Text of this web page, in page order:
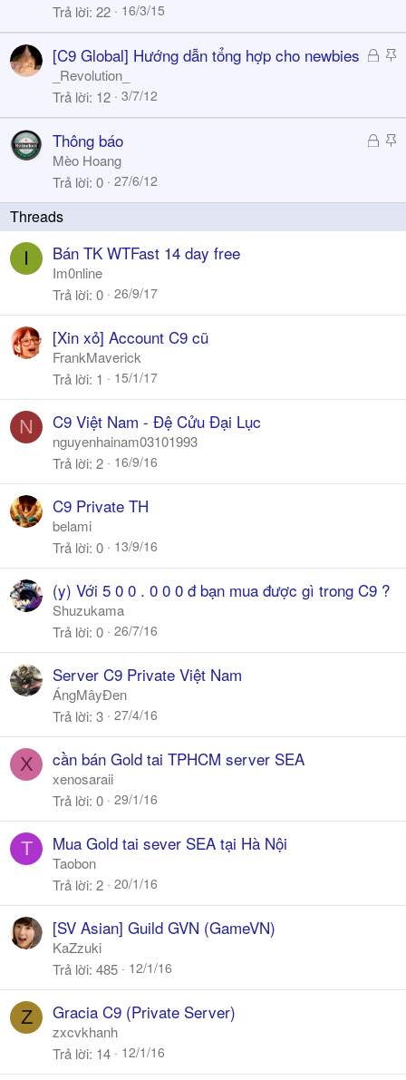
c
k
Trả lời 22 16/3/15
Đ
h
a
S
c
k
[C9 Global] Hướng dẫn tổng hợp cho newbies
_Revolution_
Trả lời 12 3/7/12
Đ
h
a
S
c
y
Thông báo
Mèo Hoang
Trả lời 0 27/6/12
I Bán TK WTFast 14 day free
Im0nline
Trả lời 0 26/9/17
[Xin xỏ] Account C9 cũ
FrankMaverick
Trả lời 1 15/1/17
N C9 Việt Nam - Đệ Cửu Đại Lục
nguyenhainam03101993
Trả lời 2 16/9/16
C9 Private TH
belami
Trả lời 0 13/9/16
(y) Với 5 0 0 . 0 0 0 đ bạn mua được gì trong C9 ?
Shuzukama
Trả lời 0 26/7/16
Server C9 Private Việt Nam
ÁngMâyĐen
Trả lời 3 27/4/16
X cần bán Gold tai TPHCM server SEA
xenosaraii
Trả lời 0 29/1/16
T Mua Gold tai sever SEA tại Hà Nội
Taobon
Trả lời 2 20/1/16
[SV Asian] Guild GVN (GameVN)
KaZzuki
Trả lời 485 12/1/16
Z Gracia C9 (Private Server)
zxcvkhanh
Trả lời 14 12/1/16